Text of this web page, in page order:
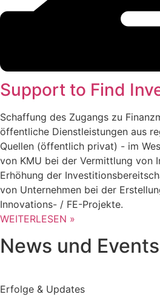
Support to Find
Schaffung des Zugangs zu
öffentliche Dienstleistungen aus
Quellen (öffentlich privat) - im
von KMU bei der Vermittlung von
Erhöhung der
von Unternehmen bei der
Innovations- / FE-Projekte.
WEITERLESEN »
News und Events
Erfolge & Updates